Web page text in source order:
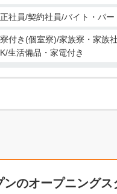
正社員/契約社員/バイト・パー
寮付き(個室寮)/家族寮・家族
K/生活備品・家電付き
のオープニング